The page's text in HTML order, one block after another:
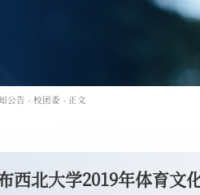
公告 - 校团委 - 正文
西北大学2019年体育文